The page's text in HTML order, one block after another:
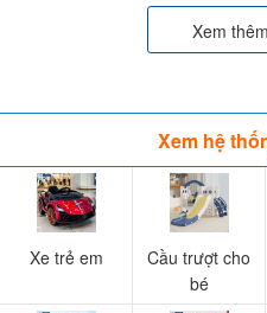
4. Top 5 mẫu Bể bơi phao
5. Mua bể bơi phao Chính
1. Bể bơi phao INTEX
thước
Ưu điểm nổi bật giúpbể bơi phao
dạng về kiểu dáng, kích thước,
gian trong nhà khác nhau.
Xem
Xem hệ
Xe trẻ em
Cầu trượt cho
bé